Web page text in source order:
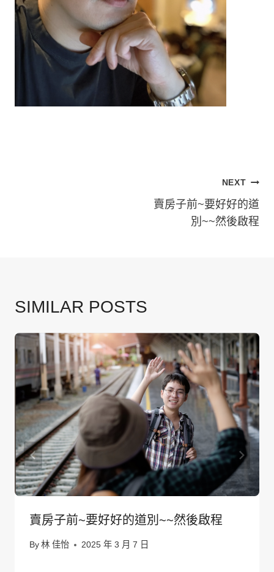
NEXT
賣房子前~要好好的道
別~~然後啟程
SIMILAR POSTS
賣房子前~要好好的道別~~然後啟程
By林 佳怡 2025 年 3 月 7 日